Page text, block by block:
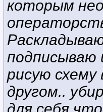
которым
подписываю
рисую схему
другом..